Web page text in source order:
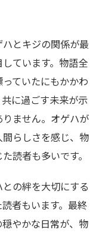
とキジの関係が最
ています。物語全
ていたにもかかわ
に過ごす未来が示
ません。オゲハが
らしさを感じ、物
読者も多いです。
の絆を大切にする
者もいます。最終
やかな日常が、物